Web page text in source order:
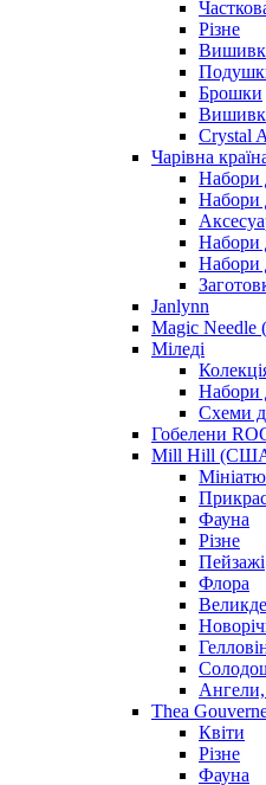
Різне
Брошки
Crystal
Чарівна
Набори
Набори
Набори
Набори
Janlynn
Magic
Міледі
Набори
Схеми
Гобелени
Mill Hill
Фауна
Різне
Пейзажі
Флора
Thea
Квіти
Різне
Фауна